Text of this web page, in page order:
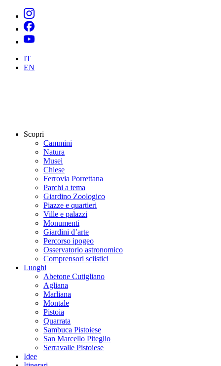
IT
EN
Scopri
Cammini
Natura
Musei
Chiese
Ferrovia Porrettana
Parchi a tema
Giardino Zoologico
Piazze e quartieri
Ville e palazzi
Monumenti
Giardini d’arte
Percorso ipogeo
Osservatorio astronomico
Comprensori sciistici
Luoghi
Abetone Cutigliano
Agliana
Marliana
Montale
Pistoia
Quarrata
Sambuca Pistoiese
San Marcello Piteglio
Serravalle Pistoiese
Idee